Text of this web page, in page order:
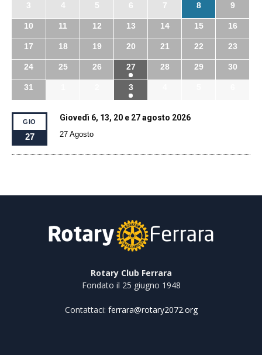
3 4 5 6 7 8 9
10 11 12 13 14 15 16
17 18 19 20 21 22 23
24 25 26 27 28 29 30
31 3
GIO
27
Giovedì 6, 13, 20 e 27 agosto 2026
27 Agosto
Rotary Club Ferrara
Fondato il 25 giugno 1948
Contattaci: ferrara@rotary2072.org